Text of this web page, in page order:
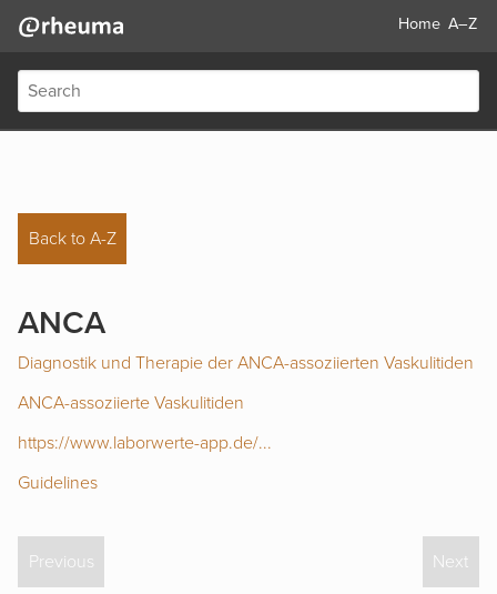
Home A–Z
Back to A-Z
ANCA
Diagnostik und Therapie der ANCA-assoziierten Vaskulitiden
ANCA-assoziierte Vaskulitiden
https://www.laborwerte-app.de/...
Guidelines
Previous Next